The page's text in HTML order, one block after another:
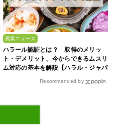
農業ニュース
ハラール認証とは？ 取得のメリッ
ト・デメリット、今からできるムスリ
ム対応の基本を解説【ハラル・ジャパ
Recommended by